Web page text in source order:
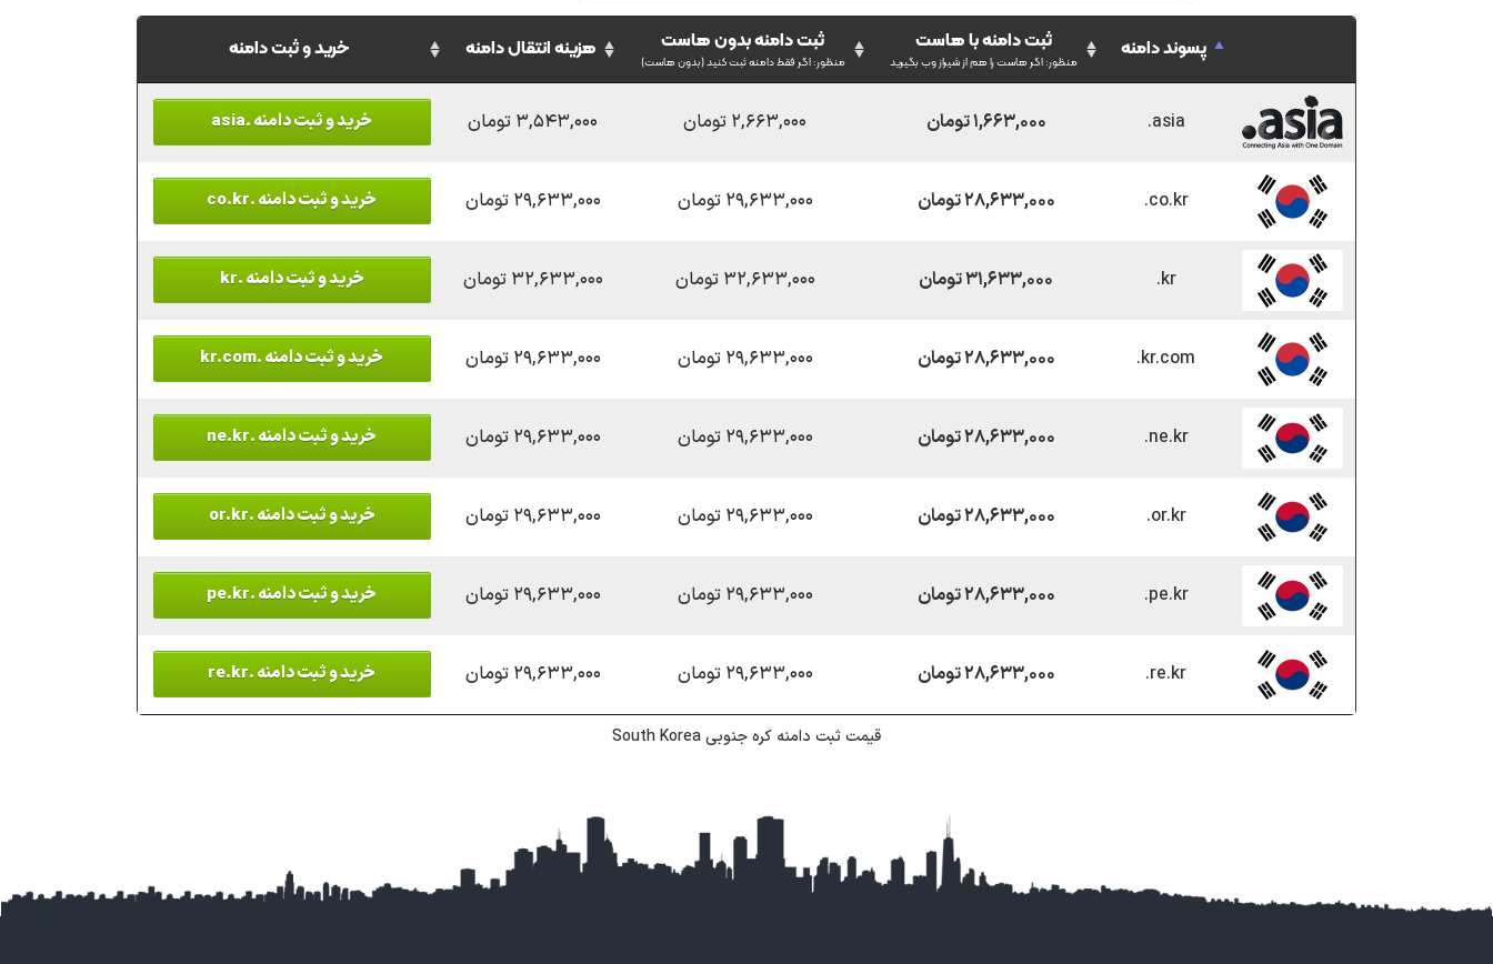
قیمت ثبت دامنه کره جنوبی South Korea
پسوند دامنه ثبت دامنه با هاست
منظور: اگر هاست را هم از شیراز وب بگیرید
ثبت دامنه بدون هاست
منظور: اگر فقط دامنه ثبت کنید (بدون هاست)
هزینه انتقال دامنه خرید و ثبت دامنه
.asia ۱,۶۶۳,۰۰۰ تومان ۲,۶۶۳,۰۰۰ تومان ۳,۵۴۳,۰۰۰ تومان خرید و ثبت دامنه .asia
.co.kr ۲۸,۶۳۳,۰۰۰ تومان ۲۹,۶۳۳,۰۰۰ تومان ۲۹,۶۳۳,۰۰۰ تومان خرید و ثبت دامنه .co.kr
.kr ۳۱,۶۳۳,۰۰۰ تومان ۳۲,۶۳۳,۰۰۰ تومان ۳۲,۶۳۳,۰۰۰ تومان خرید و ثبت دامنه .kr
.kr.com ۲۸,۶۳۳,۰۰۰ تومان ۲۹,۶۳۳,۰۰۰ تومان ۲۹,۶۳۳,۰۰۰ تومان خرید و ثبت دامنه .kr.com
.ne.kr ۲۸,۶۳۳,۰۰۰ تومان ۲۹,۶۳۳,۰۰۰ تومان ۲۹,۶۳۳,۰۰۰ تومان خرید و ثبت دامنه .ne.kr
.or.kr ۲۸,۶۳۳,۰۰۰ تومان ۲۹,۶۳۳,۰۰۰ تومان ۲۹,۶۳۳,۰۰۰ تومان خرید و ثبت دامنه .or.kr
.pe.kr ۲۸,۶۳۳,۰۰۰ تومان ۲۹,۶۳۳,۰۰۰ تومان ۲۹,۶۳۳,۰۰۰ تومان خرید و ثبت دامنه .pe.kr
.re.kr ۲۸,۶۳۳,۰۰۰ تومان ۲۹,۶۳۳,۰۰۰ تومان ۲۹,۶۳۳,۰۰۰ تومان خرید و ثبت دامنه .re.kr